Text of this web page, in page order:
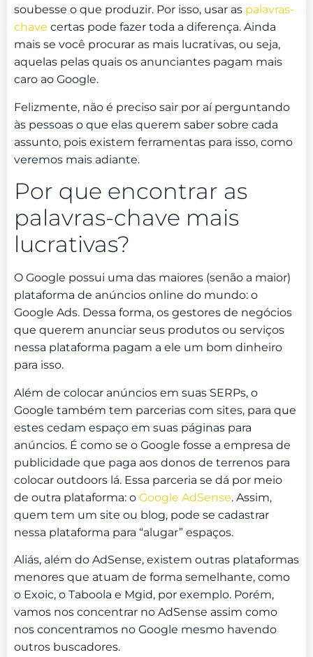
soubesse o que produzir. Por isso, usar as palavras-
chave certas pode fazer toda a diferença. Ainda
mais se você procurar as mais lucrativas, ou seja,
aquelas pelas quais os anunciantes pagam mais
caro ao Google.
Felizmente, não é preciso sair por aí perguntando
às pessoas o que elas querem saber sobre cada
assunto, pois existem ferramentas para isso, como
veremos mais adiante.
Por que encontrar as
palavras-chave mais
lucrativas?
O Google possui uma das maiores (senão a maior)
plataforma de anúncios online do mundo: o
Google Ads. Dessa forma, os gestores de negócios
que querem anunciar seus produtos ou serviços
nessa plataforma pagam a ele um bom dinheiro
para isso.
Além de colocar anúncios em suas SERPs, o
Google também tem parcerias com sites, para que
estes cedam espaço em suas páginas para
anúncios. É como se o Google fosse a empresa de
publicidade que paga aos donos de terrenos para
colocar outdoors lá. Essa parceria se dá por meio
de outra plataforma: o Google AdSense. Assim,
quem tem um site ou blog, pode se cadastrar
nessa plataforma para “alugar” espaços.
Aliás, além do AdSense, existem outras plataformas
menores que atuam de forma semelhante, como
o Exoic, o Taboola e Mgid, por exemplo. Porém,
vamos nos concentrar no AdSense assim como
nos concentramos no Google mesmo havendo
outros buscadores.